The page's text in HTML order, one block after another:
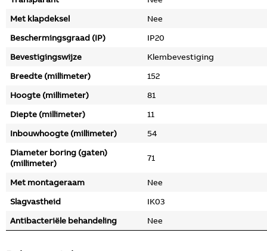
Met klapdeksel
Nee
Beschermingsgraad (IP)
IP20
Bevestigingswijze
Klembevestiging
Breedte (millimeter)
152
Hoogte (millimeter)
81
Diepte (millimeter)
11
Inbouwhoogte (millimeter)
54
Diameter boring (gaten)
(millimeter)
71
Met montageraam
Nee
Slagvastheid
IK03
Antibacteriële behandeling
Nee